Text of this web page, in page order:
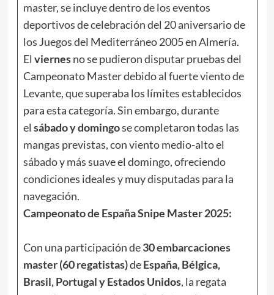
master, se incluye dentro de los eventos
deportivos de celebración del 20 aniversario de
los Juegos del Mediterráneo 2005 en Almería.
El viernesno se pudieron disputar pruebas del
Campeonato Master debido al fuerte viento de
Levante, que superaba los límites establecidos
para esta categoría. Sin embargo, durante
el sábado y domingose completaron todas las
mangas previstas, con viento medio-alto el
sábado y más suave el domingo, ofreciendo
condiciones ideales y muy disputadas para la
navegación.
Campeonato de España Snipe Master 2025:
Con una participación de30 embarcaciones
master (60 regatistas)deEspaña, Bélgica,
Brasil, Portugal y Estados Unidos, la regata